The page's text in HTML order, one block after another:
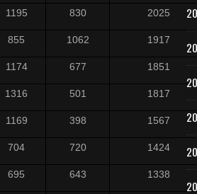
1195 830 2025
855 1062 1917
1174 677 1851
1316 501 1817
1169 398 1567
704 720 1424
695 643 1338